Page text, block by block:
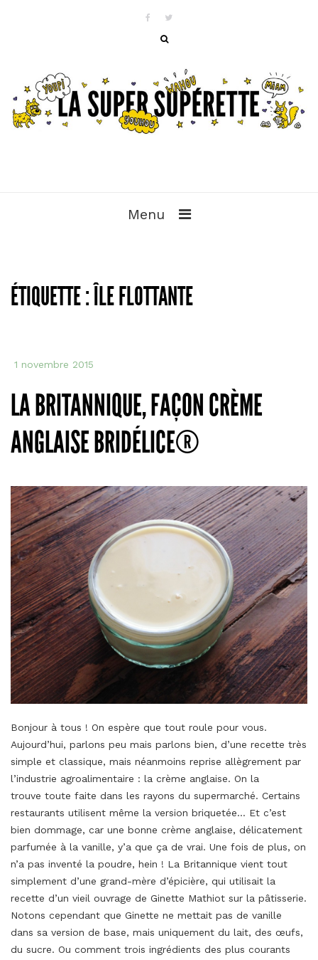
Menu
ÉTIQUETTE : ÎLE FLOTTANTE
1 novembre 2015
LA BRITANNIQUE, FAÇON CRÈME
ANGLAISE BRIDÉLICE®
Bonjour à tous ! On espère que tout roule pour vous.
Aujourd’hui, parlons peu mais parlons bien, d’une recette très
simple et classique, mais néanmoins reprise allègrement par
l’industrie agroalimentaire : la crème anglaise. On la
trouve toute faite dans les rayons du supermarché. Certains
restaurants utilisent même la version briquetée… Et c’est
bien dommage, car une bonne crème anglaise, délicatement
parfumée à la vanille, y’a que ça de vrai. Une fois de plus, on
n’a pas inventé la poudre, hein ! La Britannique vient tout
simplement d’une grand-mère d’épicière, qui utilisait la
recette d’un vieil ouvrage de Ginette Mathiot sur la pâtisserie.
Notons cependant que Ginette ne mettait pas de vanille
dans sa version de base, mais uniquement du lait, des œufs,
du sucre. Ou comment trois ingrédients des plus courants